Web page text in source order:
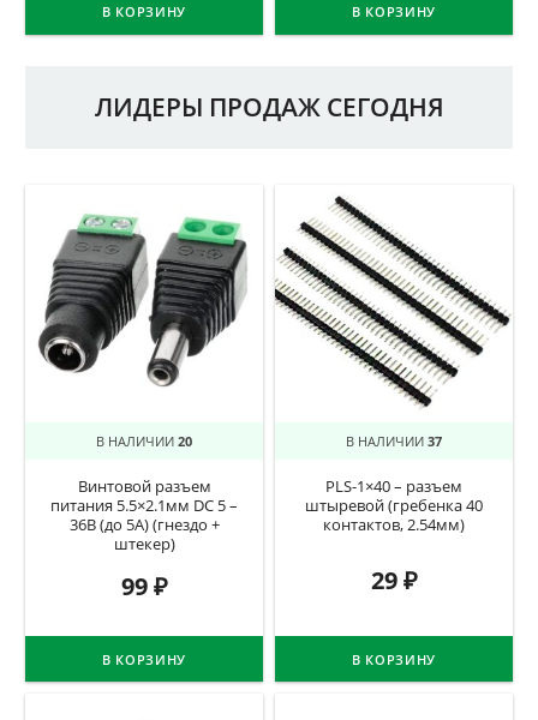
В КОРЗИНУ В КОРЗИНУ
ЛИДЕРЫ ПРОДАЖ СЕГОДНЯ
В НАЛИЧИИ 20
Винтовой разъем
питания 5.5×2.1мм DC 5 –
36В (до 5А) (гнездо +
штекер)
99₽
В КОРЗИНУ
В НАЛИЧИИ 37
PLS-1×40 – разъем
штыревой (гребенка 40
контактов, 2.54мм)
29₽
В КОРЗИНУ